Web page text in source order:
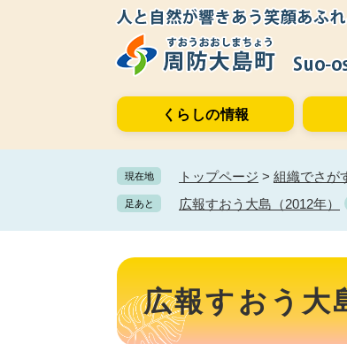
くらしの情報
現在地 トップページ > 組織でさが
足あと 広報すおう大島（2012年）
本
広報すおう大